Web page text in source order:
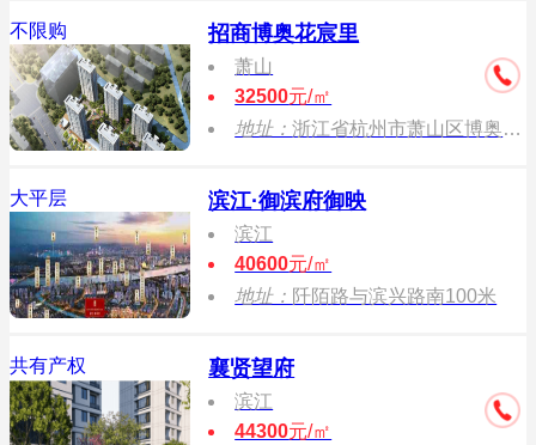
不限购 招商博奥花宸里
萧山
32500元/㎡
地址：浙江省杭州市萧山区博奥路与山阴路交叉口
大平层 滨江·御滨府御映
滨江
40600元/㎡
地址： 阡陌路与滨兴路南100米
共有产权 襄贤望府
滨江
44300元/㎡